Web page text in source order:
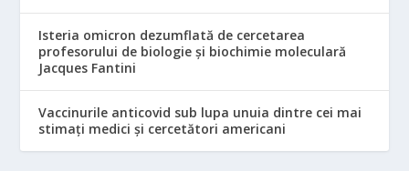
Isteria omicron dezumflată de cercetarea
profesorului de biologie și biochimie moleculară
Jacques Fantini
Vaccinurile anticovid sub lupa unuia dintre cei mai
stimați medici și cercetători americani